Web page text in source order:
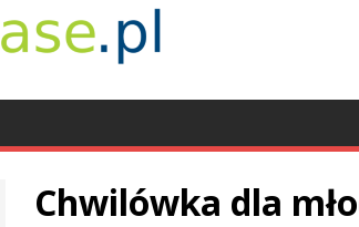
Chwilówka dla